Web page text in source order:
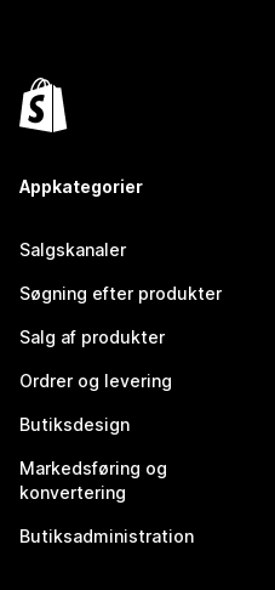
Appkategorier
Salgskanaler
Søgning efter produkter
Salg af produkter
Ordrer og levering
Butiksdesign
Markedsføring og
konvertering
Butiksadministration